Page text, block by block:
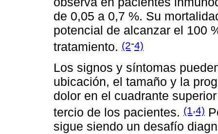
de 0,05 a 0,7 %. Su
potencial de alcanzar el 100
tratamiento. (2-4)
Los signos y síntomas
ubicación, el tamaño y la
dolor en el cuadrante
tercio de los pacientes. (1,4)
sigue siendo un desafío